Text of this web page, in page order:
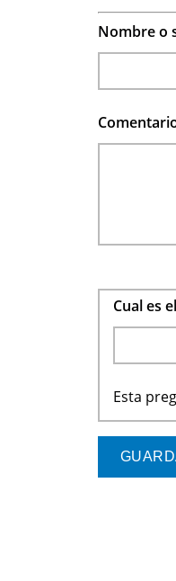
Nombre o
Cual es
Esta